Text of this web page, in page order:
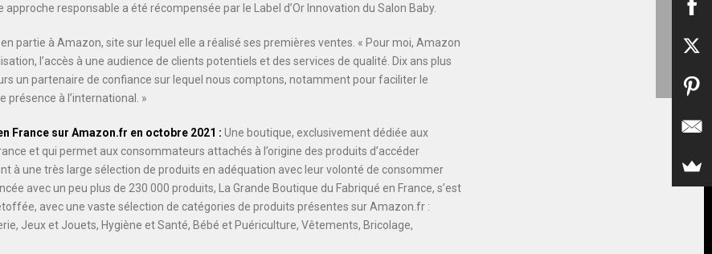
approche responsable a été récompensée par le Label d’Or Innovation du Salon Baby.
partie à Amazon, site sur lequel elle a réalisé ses premières ventes. « Pour moi, Amazon
l’accès à une audience de clients potentiels et des services de qualité. Dix ans plus
un partenaire de confiance sur lequel nous comptons, notamment pour faciliter le
présence à l’international. »
France sur Amazon.fr en octobre 2021 : Une boutique, exclusivement dédiée aux
et qui permet aux consommateurs attachés à l’origine des produits d’accéder
à une très large sélection de produits en adéquation avec leur volonté de consommer
avec un peu plus de 230 000 produits, La Grande Boutique du Fabriqué en France, s’est
avec une vaste sélection de catégories de produits présentes sur Amazon.fr :
Jeux et Jouets, Hygiène et Santé, Bébé et Puériculture, Vêtements, Bricolage,